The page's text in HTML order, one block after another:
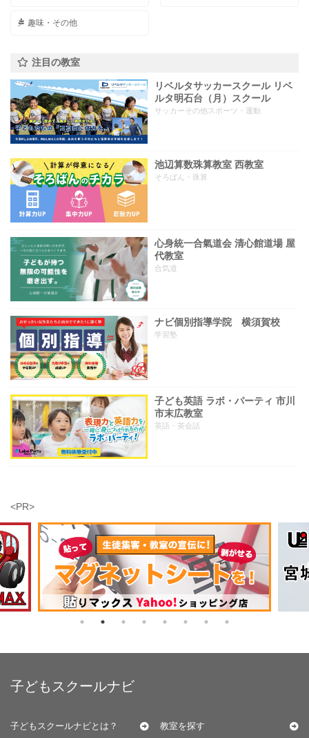
趣味・その他
注目の教室
リベルタサッカースクール リベ
ルタ明石台（月）スクール
サッカーその他スポーツ・運動
池辺算数珠算教室 西教室
そろばん・珠算
心身統一合氣道会 清心館道場 屋
代教室
合気道
ナビ個別指導学院 横須賀校
学習塾
子ども英語 ラボ・パーティ 市川
市末広教室
英語・英会話
<PR>
子どもスクールナビ
子どもスクールナビとは？ 教室を探す